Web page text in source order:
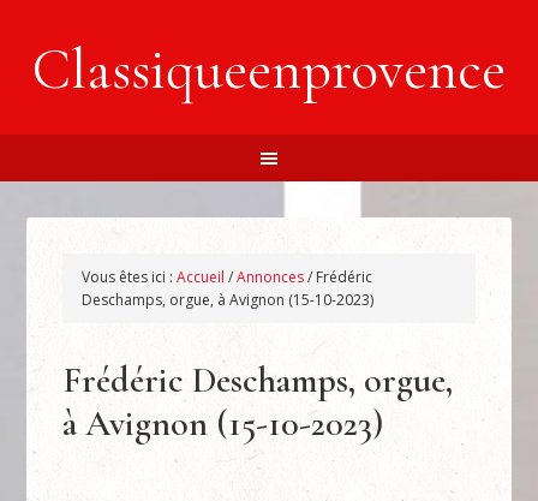
Classiqueenprovence
Vous êtes ici :Accueil /Annonces/ Frédéric
Deschamps, orgue, à Avignon (15-10-2023)
Frédéric Deschamps, orgue,
à Avignon (15-10-2023)